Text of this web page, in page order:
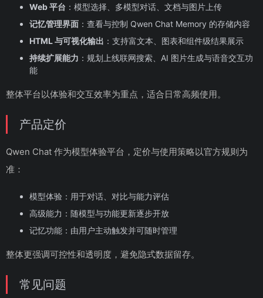
Web 平台 ：模型选择、多模型对话、文档与图片上传
记忆管理界面 ：查看与控制 Qwen Chat Memory 的存储内容
HTML 与可视化输出 ：支持富文本、图表和组件级结果展示
持续扩展能力 ：规划上线联网搜索、AI 图片生成与语音交互功
能
整体平台以体验和交互效率为重点，适合日常高频使用。
产品定价
Qwen Chat 作为模型体验平台，定价与使用策略以官方规则为
准：
模型体验：用于对话、对比与能力评估
高级能力：随模型与功能更新逐步开放
记忆功能：由用户主动触发并可随时管理
整体更强调可控性和透明度，避免隐式数据留存。
常见问题